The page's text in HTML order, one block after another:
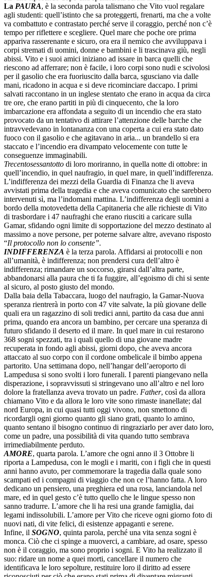
La PAURA, è la seconda parola talismano che Vito vuol regalare
agli studenti: quell’istinto che sa proteggerti, frenarti, ma che a volte
va combattuto e contrastato perché serve il coraggio, perché non c’è
tempo per riflettere e scegliere. Quel mare che poche ore prima
appariva rasserenante e sicuro, ora era il nemico che avviluppava i
corpi stremati di uomini, donne e bambini e li trascinava giù, negli
abissi. Vito e i suoi amici iniziano ad issare in barca quelli che
riescono ad afferrare; non è facile, i loro corpi sono nudi e scivolosi
per il gasolio che era fuoriuscito dalla barca, sgusciano via dalle
mani, ricadono in acqua e si deve ricominciare daccapo. I primi
salvati raccontano in un inglese stentato che erano in acqua da circa
tre ore, che erano partiti in più di cinquecento, che la loro
imbarcazione era affondata a seguito di un incendio che era stato
provocato da un tentativo di attirare l’attenzione delle barche che
intravvedevano in lontananza con una coperta a cui era stato dato
fuoco con il gasolio e che agitavano in aria... un brandello si era
staccato e l’incendio era divampato velocemente con tutte le
conseguenze immaginabili.
Trecentosessantotto di loro moriranno, in quella notte di ottobre: in
quell’incendio, in quel naufragio, in quel mare, in quell’indifferenza.
L’indifferenza dei mezzi della Guardia di Finanza che li aveva
avvistati prima della tragedia e che aveva comunicato che sarebbero
intervenuti sì, ma l’indomani mattina. L’indifferenza degli uomini a
bordo della motovedetta della Capitaneria che alle richieste di Vito
di trasbordare i 47 naufraghi che erano riusciti a caricare sulla
Gamar, sfidando ogni limite di sopportazione del mezzo destinato al
massimo a nove persone, per poterne salvare altre, avevano risposto
“Il protocollo non lo consente”.
INDIFFERENZA è la terza parola. Affidarsi ai protocolli e non
all’umanità, è indifferenza; non prendersi cura dell’altro è
indifferenza; rimandare un soccorso, girarsi dall’altra parte,
abbandonarsi alla paura che ti fa fuggire, all’egoismo di chi si sente
al sicuro, al posto giusto del mondo.
Dalla baia della Tabaccara, luogo del naufragio, la Gamar-Nuova
speranza rientrerà in porto con 47 vite salvate, la più giovane delle
quali era un ragazzino di soli tredici anni, partito da casa due anni
prima, quando era ancora un bambino, per cercare una speranza di
futuro sfidando il deserto ed il mare. In quel mare in cui restarono
368 sogni spezzati, tra i quali quello di una giovane madre
recuperata in fondo agli abissi, giorni dopo, che aveva ancora
attaccato al suo corpo con il cordone ombelicale il bimbo appena
partorito. Una settimana dopo, nell’hangar dell’aeroporto di
Lampedusa si sono svolti i loro funerali. I parenti piangevano nella
disperazione, i sopravvissuti si stringevano uno all’altro e nel loro
dolore la fratellanza aveva trovato un padre. Father, così da allora
chiamano Vito e da allora le loro vite sono rimaste inanellate; dal
nord Europa, in cui quasi tutti oggi vivono, non smettono di
ricordargli ogni giorno quanto gli siano grati, quanto lo amino,
quanto sentano il bisogno continuo di ringraziarlo per aver dato loro,
come un padre, una possibilità di vita quando tutto sembrava
irrimediabilmente perduto.
AMORE, quarta parola. L’amore che ogni anno il 3 Ottobre li
riporta a Lampedusa, con le mogli e i mariti, con i figli che in questi
anni hanno avuto, per commemorare la tragedia dalla quale sono
scampati ed i compagni di viaggio che non ce l’hanno fatta. A loro
dedicano un pensiero, una preghiera ed una rosa, lanciandola nel
mare, ed in quel gesto c’è tutto quello che le lingue spesso non
sanno tradurre. L’amore che li ha resi una grande famiglia, dai
legami indissolubili. L’amore per Vito che riceve ogni giorno foto di
nuovi nati, di vite felici, di esistenze appaganti e serene.
Infine, il SOGNO, quinta parola, perché una vita senza sogni è
monca. Ciò che ci spinge a muoverci, a cambiare, ad osare, spesso
non è il coraggio, ma sono proprio i sogni. E Vito ha realizzato il
suo: ridare un nome a quei morti, cancellare il numero che
identificava le loro sepolture, restituire loro il diritto ad essere